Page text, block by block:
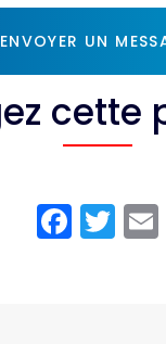
ENVOYER UN
cette